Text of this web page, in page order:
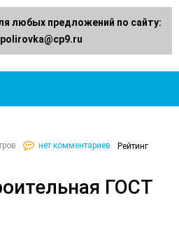
нет комментариев Рейтинг
ГОСТ
любых предложений по сайту: